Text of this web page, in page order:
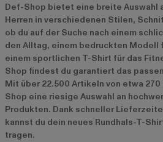
Def-Shop bietet eine breite Auswahl
Herren in verschiedenen Stilen,
ob du auf der Suche nach einem
den Alltag, einem bedruckten Modell
einem sportlichen T-Shirt für das
Shop findest du garantiert das
Mit über 22.500 Artikeln von etwa
Shop eine riesige Auswahl an
Produkten. Dank schneller
kannst du dein neues Rundhals-T-
tragen.